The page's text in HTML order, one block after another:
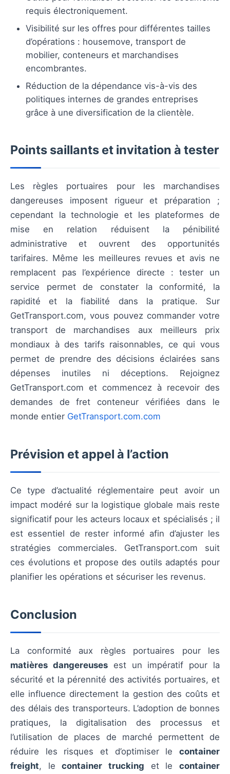
requis électroniquement.
Visibilité sur les offres pour différentes tailles
d’opérations : housemove, transport de
mobilier, conteneurs et marchandises
encombrantes.
Réduction de la dépendance vis-à-vis des
politiques internes de grandes entreprises
grâce à une diversification de la clientèle.
Points saillants et invitation à tester
Les règles portuaires pour les marchandises
dangereuses imposent rigueur et préparation ;
cependant la technologie et les plateformes de
mise en relation réduisent la pénibilité
administrative et ouvrent des opportunités
tarifaires. Même les meilleures revues et avis ne
remplacent pas l’expérience directe : tester un
service permet de constater la conformité, la
rapidité et la fiabilité dans la pratique. Sur
GetTransport.com, vous pouvez commander votre
transport de marchandises aux meilleurs prix
mondiaux à des tarifs raisonnables, ce qui vous
permet de prendre des décisions éclairées sans
dépenses inutiles ni déceptions. Rejoignez
GetTransport.com et commencez à recevoir des
demandes de fret conteneur vérifiées dans le
monde entier GetTransport.com.com
Prévision et appel à l’action
Ce type d’actualité réglementaire peut avoir un
impact modéré sur la logistique globale mais reste
significatif pour les acteurs locaux et spécialisés ; il
est essentiel de rester informé afin d’ajuster les
stratégies commerciales. GetTransport.com suit
ces évolutions et propose des outils adaptés pour
planifier les opérations et sécuriser les revenus.
Conclusion
La conformité aux règles portuaires pour les
matières dangereusesest un impératif pour la
sécurité et la pérennité des activités portuaires, et
elle influence directement la gestion des coûts et
des délais des transporteurs. L’adoption de bonnes
pratiques, la digitalisation des processus et
l’utilisation de places de marché permettent de
réduire les risques et d’optimiser le container
freight, lecontainer trucking et lecontainer